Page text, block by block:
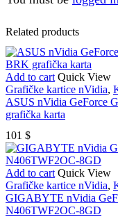
Related products
Add to cart Quick View
Grafičke kartice nVidia,
ASUS nVidia GeForce
grafička karta
101 $
Add to cart Quick View
Grafičke kartice nVidia,
GIGABYTE nVidia
N406TWF2OC-8GD